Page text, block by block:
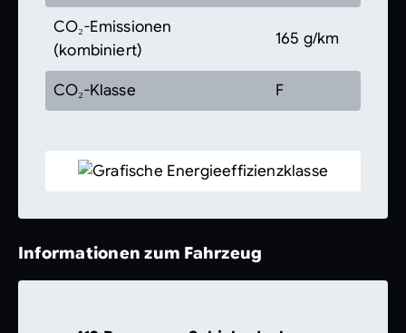
CO₂-Emissionen
(kombiniert)
165 g/km
CO₂-Klasse F
Informationen zum Fahrzeug